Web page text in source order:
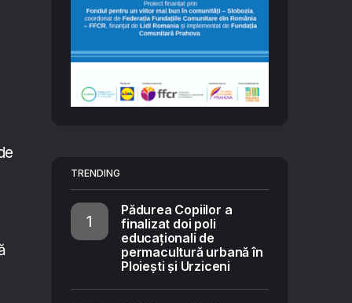
TRENDING
Pădurea Copiilor a
finalizat doi poli
educaționali de
permacultură urbană în
Ploiești și Urziceni